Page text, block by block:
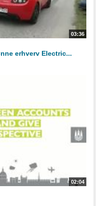
03:36
erhverv Electric...
02:04